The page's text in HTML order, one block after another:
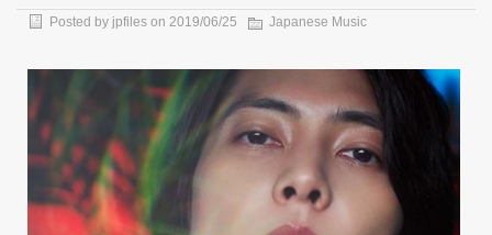
Posted by jpfiles on 2019/06/25 Japanese Music